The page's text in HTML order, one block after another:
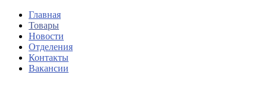
Главная
Товары
Новости
Отделения
Контакты
Вакансии